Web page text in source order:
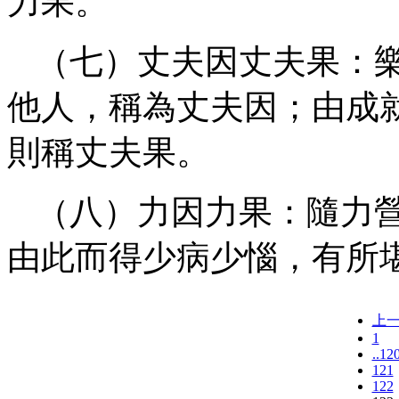
（七）丈夫因丈夫果
他人，稱為丈夫因；由成
則稱丈夫果。
（八）力因力果：隨
由此而得少病少惱，有所
上
1
121
122